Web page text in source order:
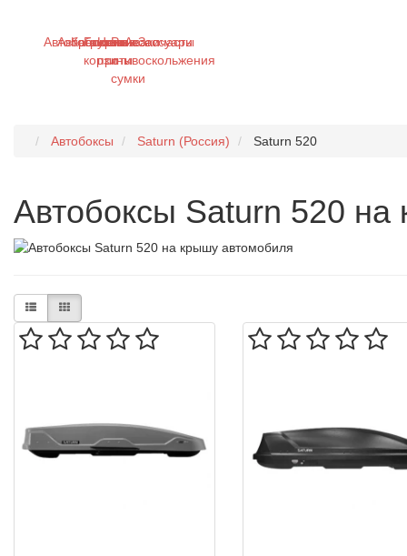
Автобагажники
Автобоксы
Крепления
Грузовые
корзины
Цепи
противоскольжения
Рюкзаки
и
сумки
Аксессуары
Запчасти
Автобоксы Saturn (Россия) Saturn 520
Автобоксы Saturn 520